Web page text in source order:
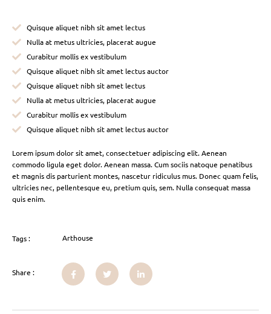
Quisque aliquet nibh sit amet lectus
Nulla at metus ultricies, placerat augue
Curabitur mollis ex vestibulum
Quisque aliquet nibh sit amet lectus auctor
Quisque aliquet nibh sit amet lectus
Nulla at metus ultricies, placerat augue
Curabitur mollis ex vestibulum
Quisque aliquet nibh sit amet lectus auctor
Lorem ipsum dolor sit amet, consectetuer adipiscing elit. Aenean
commodo ligula eget dolor. Aenean massa. Cum sociis natoque penatibus
et magnis dis parturient montes, nascetur ridiculus mus. Donec quam felis,
ultricies nec, pellentesque eu, pretium quis, sem. Nulla consequat massa
quis enim.
Tags : Arthouse
Share :